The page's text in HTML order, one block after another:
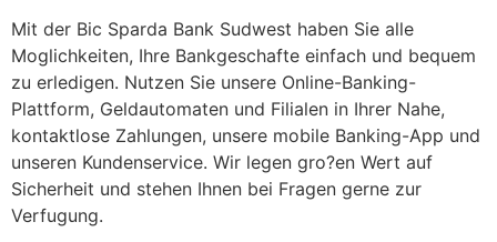
Mit der Bic Sparda Bank Sudwest haben Sie alle
Moglichkeiten, Ihre Bankgeschafte einfach und bequem
zu erledigen. Nutzen Sie unsere Online-Banking-
Plattform, Geldautomaten und Filialen in Ihrer Nahe,
kontaktlose Zahlungen, unsere mobile Banking-App und
unseren Kundenservice. Wir legen gro?en Wert auf
Sicherheit und stehen Ihnen bei Fragen gerne zur
Verfugung.